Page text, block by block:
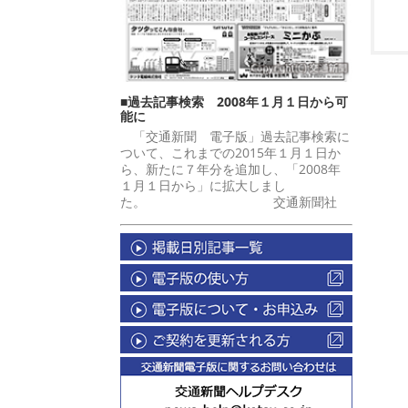
■過去記事検索 2008年１月１日から可
能に
「交通新聞 電子版」過去記事検索に
ついて、これまでの2015年１月１日か
ら、新たに７年分を追加し、「2008年
１月１日から」に拡大しまし
た。 交通新聞社